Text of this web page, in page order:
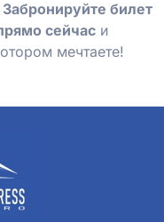
Забронируйте билет
сейчас и
мечтаете!